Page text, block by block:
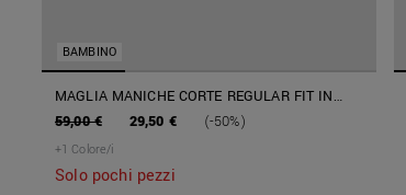
BAMBINO
MAGLIA MANICHE CORTE REGULAR FIT IN
FILATO COTONE A RIGHE
59,00 € 29,50 € (-50%)
+1 Colore/i
Solo pochi pezzi